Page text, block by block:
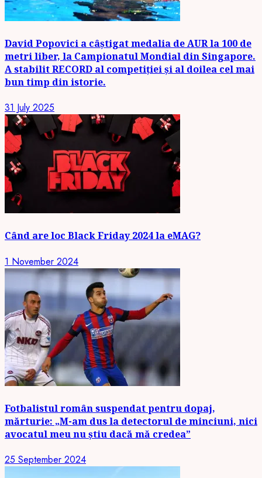
David Popovici a câștigat medalia de AUR la 100 de
metri liber, la Campionatul Mondial din Singapore.
A stabilit RECORD al competiției și al doilea cel mai
bun timp din istorie.
31 July 2025
Când are loc Black Friday 2024 la eMAG?
1 November 2024
Fotbalistul român suspendat pentru dopaj,
mărturie: „M-am dus la detectorul de minciuni, nici
avocatul meu nu știu dacă mă credea”
25 September 2024